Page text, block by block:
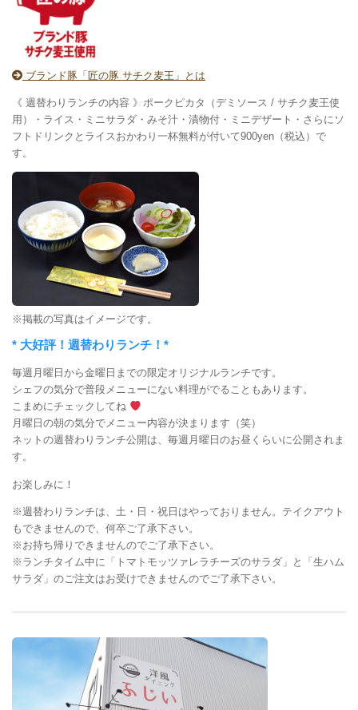
ブランド豚「匠の豚 サチク麦王」とは
《 週替わりランチの内容 》ポークピカタ（デミソース / サチク麦王使
用）・ライス・ミニサラダ・みそ汁・漬物付・ミニデザート・さらにソ
フトドリンクとライスおかわり一杯無料が付いて900yen（税込）で
す。
※掲載の写真はイメージです。
* 大好評！週替わりランチ！*
毎週月曜日から金曜日までの限定オリジナルランチです。
シェフの気分で普段メニューにない料理がでることもあります。
こまめにチェックしてね
月曜日の朝の気分でメニュー内容が決まります（笑）
ネットの週替わりランチ公開は、毎週月曜日のお昼くらいに公開されま
す。
お楽しみに！
※週替わりランチは、土・日・祝日はやっておりません。テイクアウト
もできませんので、何卒ご了承下さい。
※お持ち帰りできませんのでご了承下さい。
※ランチタイム中に「トマトモッツァレラチーズのサラダ」と「生ハム
サラダ」のご注文はお受けできませんのでご了承下さい。